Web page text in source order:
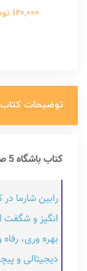
120,000 تومان
توضیحات
کتاب باشگاه 5 صبحی ها اثر رابین شارما:
انگیز و شگفت
بهره وری،
دیجیتالی و